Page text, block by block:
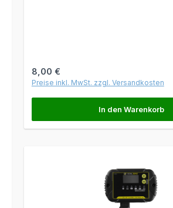
Regulärer Preis:
8,00 €
Preise inkl. MwSt. zzgl. Versandkosten
In den Warenkorb